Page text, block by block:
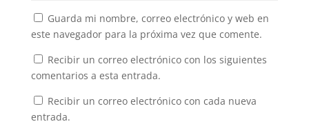
Guarda mi nombre, correo electrónico y web en
este navegador para la próxima vez que comente.
Recibir un correo electrónico con los siguientes
comentarios a esta entrada.
Recibir un correo electrónico con cada nueva
entrada.